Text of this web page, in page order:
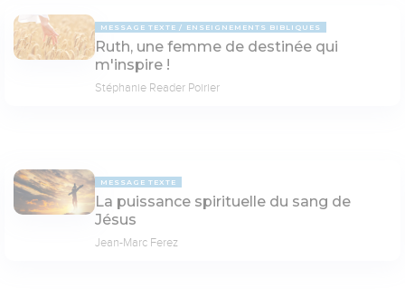
MESSAGE TEXTE ENSEIGNEMENTS BIBLIQUES
Ruth, une femme de destinée qui
m'inspire !
Stéphanie Reader Poirier
MESSAGE TEXTE
La puissance spirituelle du sang de
Jésus
Jean-Marc Ferez